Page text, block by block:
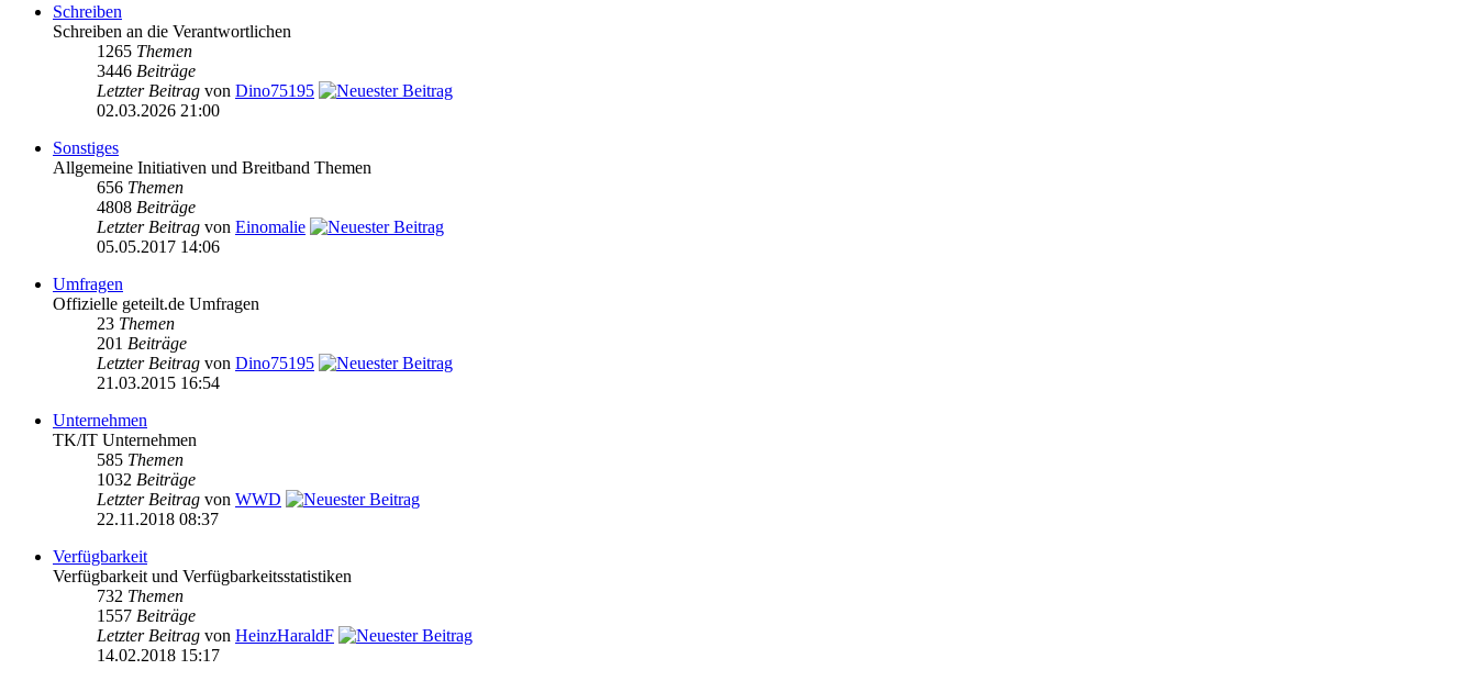
Schreiben
Schreiben an die Verantwortlichen
1265 Themen
3446 Beiträge
Letzter Beitrag von Dino75195
02.03.2026 21:00
Sonstiges
Allgemeine Initiativen und Breitband Themen
656 Themen
4808 Beiträge
Letzter Beitrag von Einomalie
05.05.2017 14:06
Umfragen
Offizielle geteilt.de Umfragen
23 Themen
201 Beiträge
Letzter Beitrag von Dino75195
21.03.2015 16:54
Unternehmen
TK/IT Unternehmen
585 Themen
1032 Beiträge
Letzter Beitrag von WWD
22.11.2018 08:37
Verfügbarkeit
Verfügbarkeit und Verfügbarkeitsstatistiken
732 Themen
1557 Beiträge
Letzter Beitrag von HeinzHaraldF
14.02.2018 15:17